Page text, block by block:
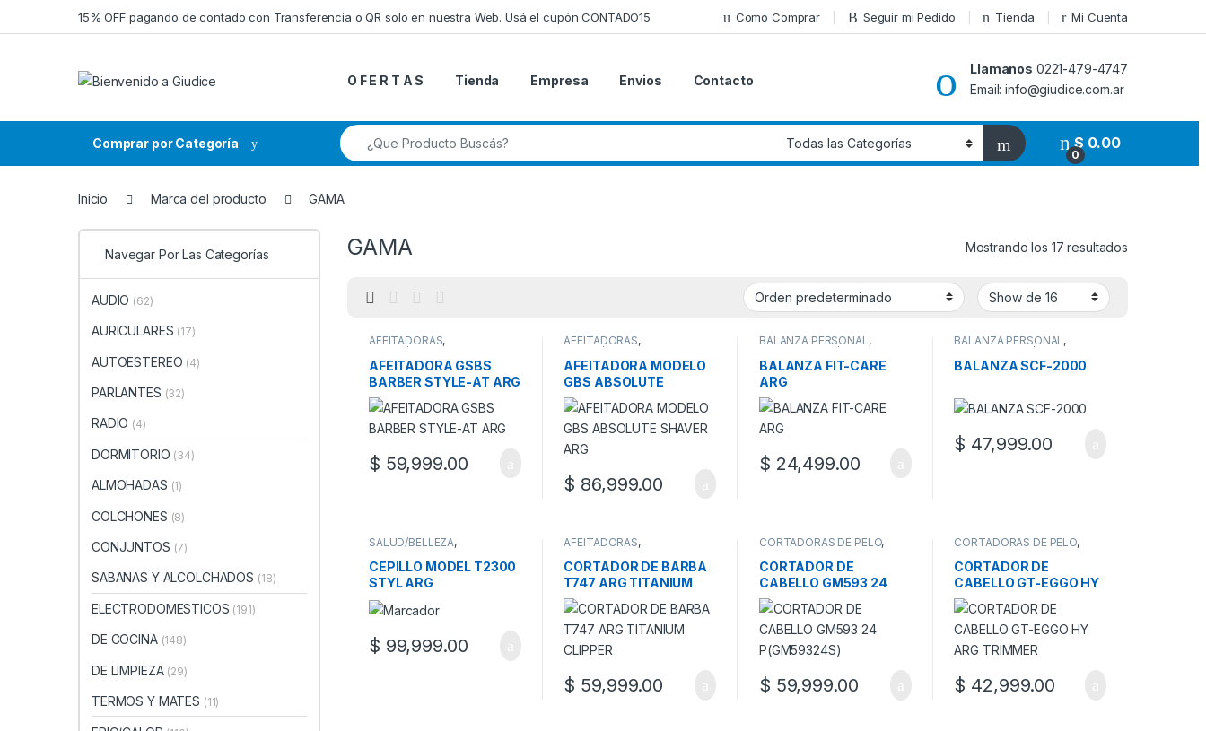
15% OFF pagando de contado con Transferencia o QR solo en nuestra Web. Usá el cupón CONTADO15 Como Comprar Seguir mi Pedido Tienda Mi Cuenta
O F E R T A S Tienda Empresa Envios Contacto
Llamanos 0221-479-4747
Email: info@giudice.com.ar
Comprar por Categoría
Búsqueda de:
0
$ 0.00
Inicio Marca del producto GAMA
GAMA Mostrando los 17 resultados
AFEITADORAS,
SALUD/BELLEZA
SALUD/BELLEZA/FITNESS
AFEITADORA GSBS
BARBER STYLE-AT ARG
$ 59,999.00
AFEITADORAS,
SALUD/BELLEZA
SALUD/BELLEZA/FITNESS
AFEITADORA MODELO
GBS ABSOLUTE
SHAVER ARG
$ 86,999.00
BALANZA PERSONAL ,
SALUD/BELLEZA
SALUD/BELLEZA/FITNESS
BALANZA FIT-CARE
ARG
$ 24,499.00
BALANZA PERSONAL ,
SALUD/BELLEZA
SALUD/BELLEZA/FITNESS
BALANZA SCF-2000
$ 47,999.00
SALUD/BELLEZA,
SALUD/BELLEZA/FITNESS
CEPILLO MODEL T2300
STYL ARG
$ 99,999.00
AFEITADORAS,
SALUD/BELLEZA
SALUD/BELLEZA/FITNESS
CORTADOR DE BARBA
T747 ARG TITANIUM
CLIPPER
$ 59,999.00
CORTADORAS DE PELO,
SALUD/BELLEZA/FITNESS
CORTADOR DE
CABELLO GM593 24
P(GM59324S)
$ 59,999.00
CORTADORAS DE PELO,
SALUD/BELLEZA/FITNESS
CORTADOR DE
CABELLO GT-EGGO HY
ARG TRIMMER
$ 42,999.00
Navegar Por Las Categorías
AUDIO (62)
AURICULARES (17)
AUTOESTEREO (4)
PARLANTES (32)
RADIO (4)
DORMITORIO (34)
ALMOHADAS (1)
COLCHONES (8)
CONJUNTOS (7)
SABANAS Y ALCOLCHADOS (18)
ELECTRODOMESTICOS (191)
DE COCINA (148)
DE LIMPIEZA (29)
TERMOS Y MATES (11)